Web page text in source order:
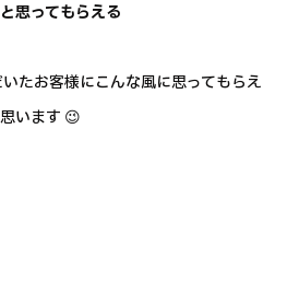
思ってもらえる
お客様にこんな風に思ってもらえ
います 😉